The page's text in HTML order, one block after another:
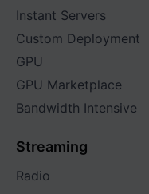
Instant Servers
Custom Deployment
GPU
GPU Marketplace
Bandwidth Intensive
Streaming
Radio